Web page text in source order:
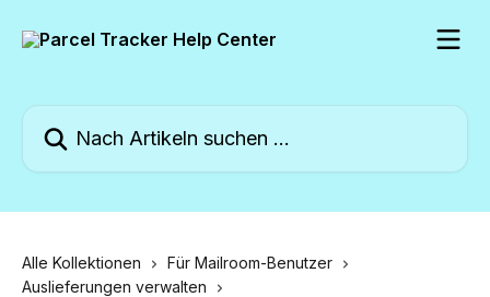
Alle Kollektionen
Für Mailroom-Benutzer
Auslieferungen verwalten